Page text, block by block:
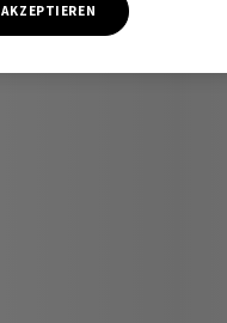
AKZEPTIEREN